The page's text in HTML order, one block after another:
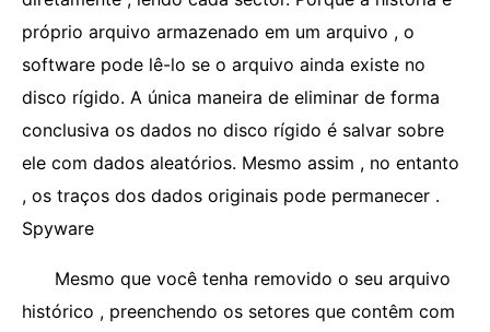
próprio arquivo armazenado em um arquivo , o
software pode lê-lo se o arquivo ainda existe no
disco rígido. A única maneira de eliminar de forma
conclusiva os dados no disco rígido é salvar sobre
ele com dados aleatórios. Mesmo assim , no entanto
, os traços dos dados originais pode permanecer .
Spyware
Mesmo que você tenha removido o seu arquivo
histórico , preenchendo os setores que contêm com